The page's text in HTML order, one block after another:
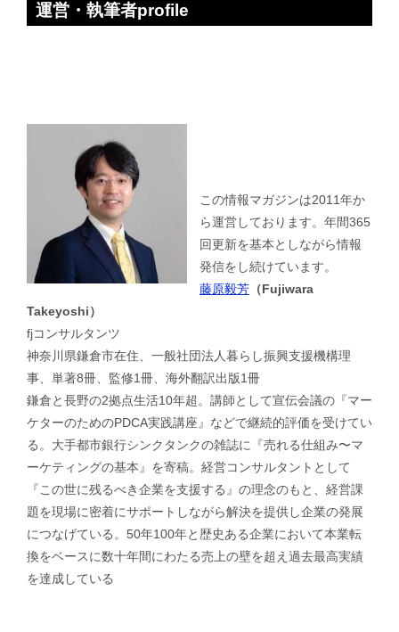
運営・執筆者profile
この情報マガジンは2011年か
ら運営しております。年間365
回更新を基本としながら情報
発信をし続けています。
藤原毅芳 （Fujiwara
Takeyoshi）
fjコンサルタンツ
神奈川県鎌倉市在住、一般社団法人暮らし振興支援機構理
事、単著8冊、監修1冊、海外翻訳出版1冊
鎌倉と長野の2拠点生活10年超。講師として宣伝会議の『マー
ケターのためのPDCA実践講座』などで継続的評価を受けてい
る。大手都市銀行シンクタンクの雑誌に『売れる仕組み〜マ
ーケティングの基本』を寄稿。経営コンサルタントとして
『この世に残るべき企業を支援する』の理念のもと、経営課
題を現場に密着にサポートしながら解決を提供し企業の発展
につなげている。50年100年と歴史ある企業において本業転
換をベースに数十年間にわたる売上の壁を超え過去最高実績
を達成している